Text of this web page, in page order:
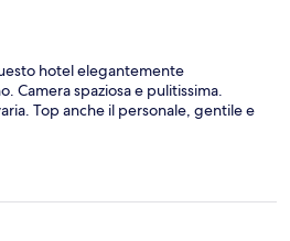
hotel elegantemente
Camera spaziosa e pulitissima.
Top anche il personale, gentile e